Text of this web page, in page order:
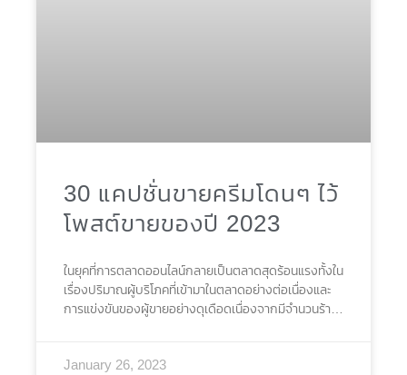
30 แคปชั่นขายครีมโดนๆ ไว้
โพสต์ขายของปี 2023
ในยุคที่การตลาดออนไลน์กลายเป็นตลาดสุดร้อนแรงทั้งใน
เรื่องปริมาณผู้บริโภคที่เข้ามาในตลาดอย่างต่อเนื่องและ
การแข่งขันของผู้ขายอย่างดุเดือดเนื่องจากมีจำนวนร้าน
ธุรกิจเครื่องสำอางซึ่งวันนี้จะนำเสนอในมุมมองของการ
January 26, 2023